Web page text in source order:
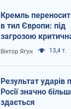
Кремль
в тил Європи: під
загрозою
логістика
Віктор Ягун 13,4 т.
Результат ударів
Росії значно
здається